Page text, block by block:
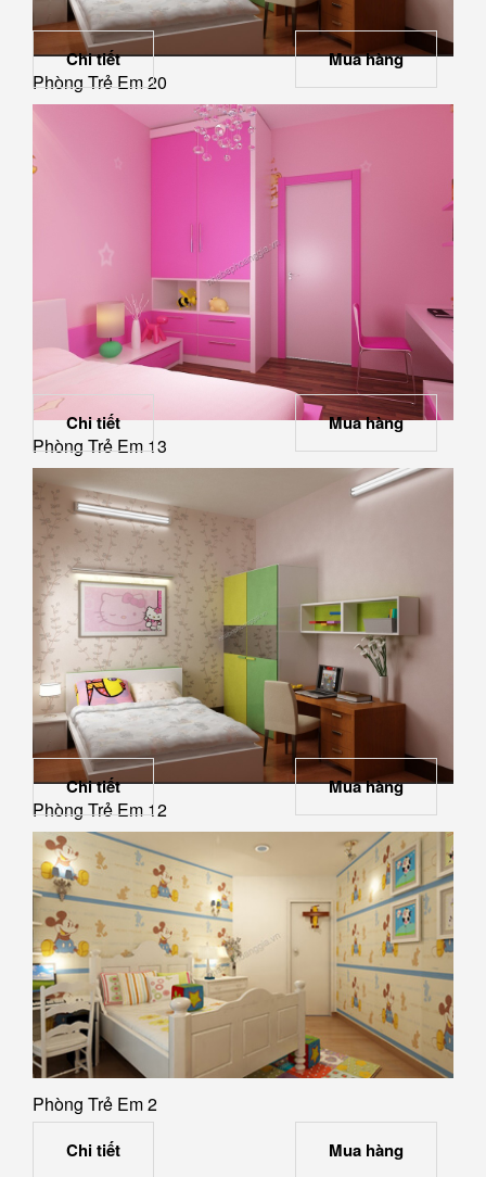
Phòng Trẻ Em 20
Chi tiết Mua hàng
Phòng Trẻ Em 13
Chi tiết Mua hàng
Phòng Trẻ Em 12
Chi tiết Mua hàng
Phòng Trẻ Em 2
Chi tiết Mua hàng